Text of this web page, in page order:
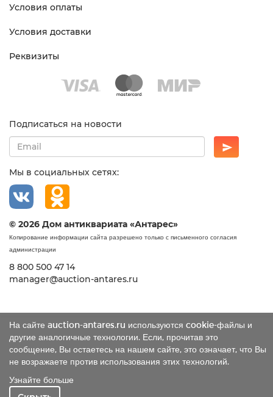
На сайте auction-antares.ru используются cookie-файлы и
другие аналогичные технологии. Если, прочитав это
сообщение, Вы остаетесь на нашем сайте, это означает, что Вы
не возражаете против использования этих технологий.
Узнайте больше
Условия оплаты
Условия доставки
Реквизиты
Подписаться на новости
Мы в социальных сетях:
© 2026 Дом антиквариата «Антарес»
Копирование информации сайта разрешено только с письменного согласия
администрации
8 800 500 47 14
manager@auction-antares.ru